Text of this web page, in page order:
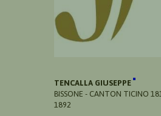
TENCALLA GIUSEPPE
BISSONE - CANTON TICINO
1892